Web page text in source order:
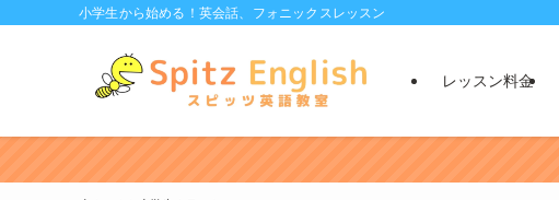
小学生から始める！英会話、フォニックスレッスン
レッスン料金